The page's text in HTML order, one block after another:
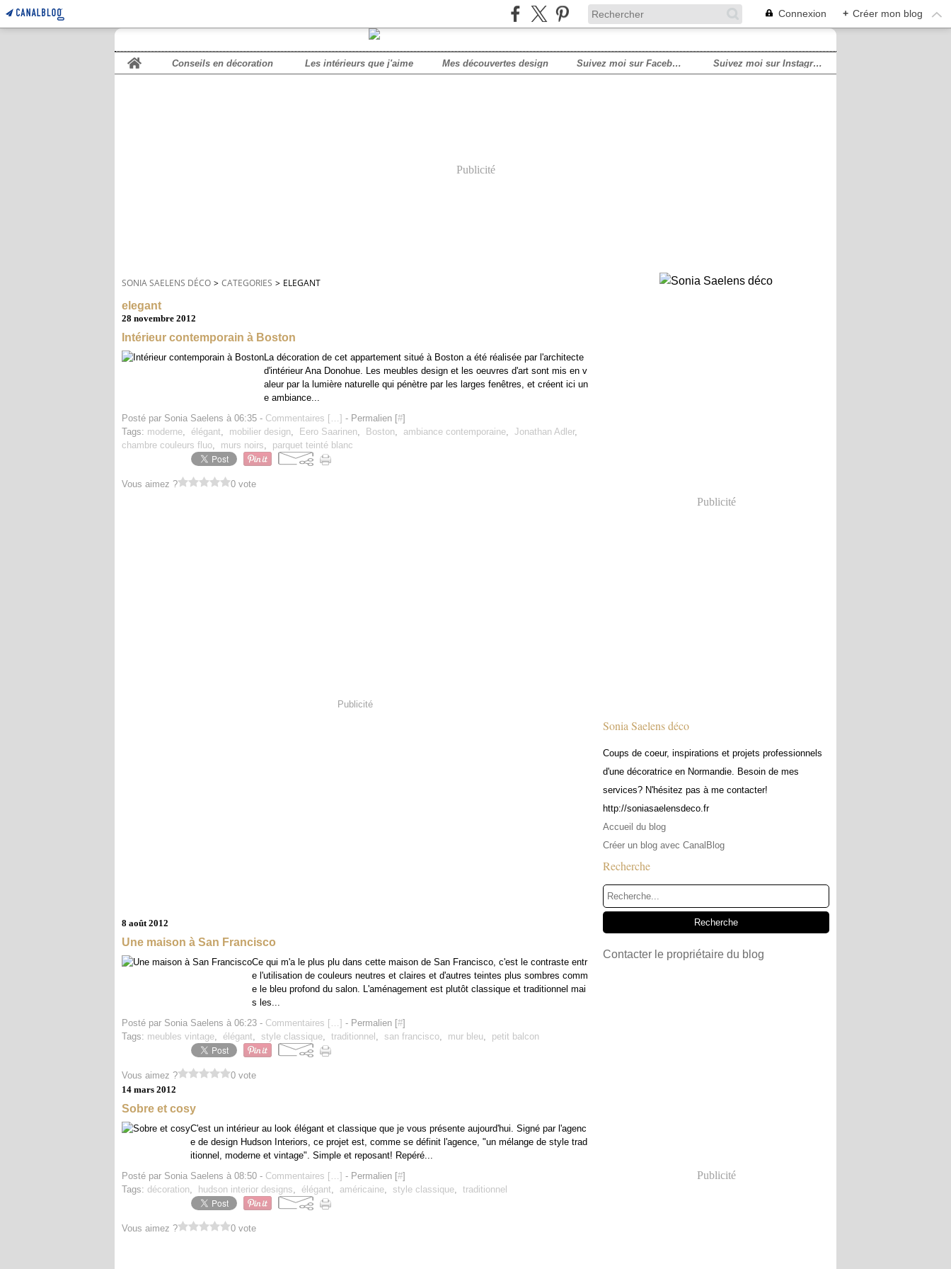
Connexion + Créer mon blog
Home
Conseils en décoration Les intérieurs que j'aime Mes découvertes design Suivez moi sur Facebook! Suivez moi sur Instagram!
Publicité
SONIA SAELENS DÉCO > CATEGORIES > ELEGANT
elegant
28 novembre 2012
Intérieur contemporain à Boston
La décoration de cet appartement situé à Boston a été réalisée par l'architecte
d'intérieur Ana Donohue. Les meubles design et les oeuvres d'art sont mis en v
aleur par la lumière naturelle qui pénètre par les larges fenêtres, et créent ici un
e ambiance...
Posté par Sonia Saelens à 06:35 - Commentaires […] - Permalien [#]
Tags: moderne, élégant, mobilier design, Eero Saarinen, Boston, ambiance contemporaine, Jonathan Adler,
chambre couleurs fluo, murs noirs, parquet teinté blanc
Vous aimez ? 0 vote
Publicité
8 août 2012
Une maison à San Francisco
Ce qui m'a le plus plu dans cette maison de San Francisco, c'est le contraste entr
e l'utilisation de couleurs neutres et claires et d'autres teintes plus sombres comm
e le bleu profond du salon. L'aménagement est plutôt classique et traditionnel mai
s les...
Posté par Sonia Saelens à 06:23 - Commentaires […] - Permalien [#]
Tags: meubles vintage, élégant, style classique, traditionnel , san francisco, mur bleu, petit balcon
Vous aimez ?
0 vote
14 mars 2012
Sobre et cosy
C'est un intérieur au look élégant et classique que je vous présente aujourd'hui. Signé par l'agenc
e de design Hudson Interiors, ce projet est, comme se définit l'agence, "un mélange de style trad
itionnel, moderne et vintage". Simple et reposant! Repéré...
Posté par Sonia Saelens à 08:50 - Commentaires […] - Permalien [#]
Tags: décoration, hudson interior designs, élégant, américaine, style classique, traditionnel
Vous aimez ? 0 vote
Publicité
Sonia Saelens déco
Coups de coeur, inspirations et projets professionnels
d'une décoratrice en Normandie. Besoin de mes
services? N'hésitez pas à me contacter!
http://soniasaelensdeco.fr
Accueil du blog
Créer un blog avec CanalBlog
Recherche
Contacter le propriétaire du blog
Publicité